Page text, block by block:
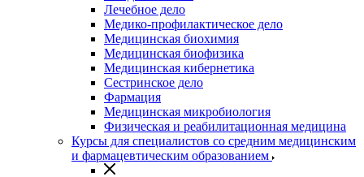
Лечебное дело
Медико-профилактическое дело
Медицинская биохимия
Медицинская биофизика
Медицинская кибернетика
Сестринское дело
Фармация
Медицинская микробиология
Физическая и реабилитационная медицина
Курсы для специалистов со средним медицинским
и фармацевтическим образованием